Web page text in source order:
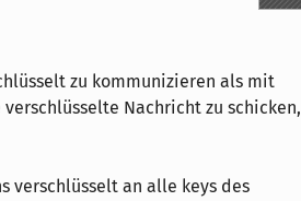
zu kommunizieren als mit
Nachricht zu schicken,
verschlüsselt an alle keys des